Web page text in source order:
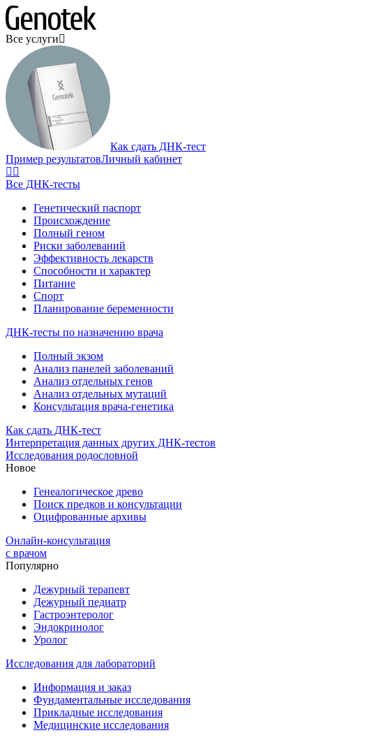
Все услуги
Как сдать ДНК-тест
Пример результатовЛичный кабинет
Все ДНК-тесты
Генетический паспорт
Происхождение
Полный геном
Риски заболеваний
Эффективность лекарств
Способности и характер
Питание
Спорт
Планирование беременности
ДНК-тесты по назначению врача
Полный экзом
Анализ панелей заболеваний
Анализ отдельных генов
Анализ отдельных мутаций
Консультация врача-генетика
Как сдать ДНК-тест
Интерпретация данных других ДНК-тестов
Исследования родословной
Новое
Генеалогическое древо
Поиск предков и консультации
Оцифрованные архивы
Онлайн-консультация
с врачом
Популярно
Дежурный терапевт
Дежурный педиатр
Гастроэнтеролог
Эндокринолог
Уролог
Исследования для лабораторий
Информация и заказ
Фундаментальные исследования
Прикладные исследования
Медицинские исследования